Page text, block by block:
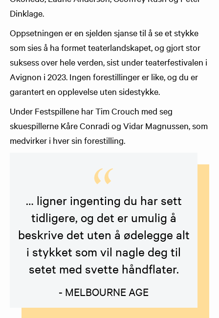
Dinklage.
Oppsetningen er en sjelden sjanse til å se et stykke
som sies å ha formet teaterlandskapet, og gjort stor
suksess over hele verden, sist under teaterfestivalen i
Avignon i 2023. Ingen forestillinger er like, og du er
garantert en opplevelse uten sidestykke.
Under Festspillene har Tim Crouch med seg
skuespillerne Kåre Conradi og Vidar Magnussen, som
medvirker i hver sin forestilling.
… ligner ingenting du har sett
tidligere, og det er umulig å
beskrive det uten å ødelegge alt
i stykket som vil nagle deg til
setet med svette håndflater.
- MELBOURNE AGE